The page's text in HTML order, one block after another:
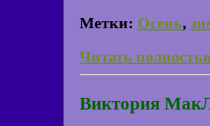
Метки: Осень,
Читать
Виктория